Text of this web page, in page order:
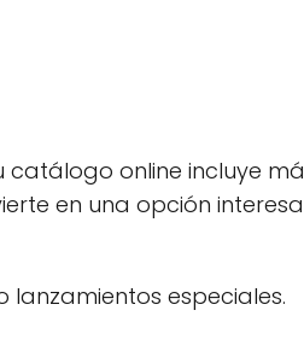
online incluye
en una opción
especiales.